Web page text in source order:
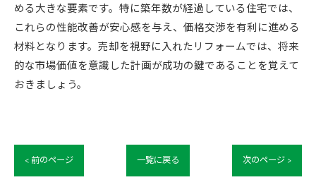
める大きな要素です。特に築年数が経過している住宅では、
これらの性能改善が安心感を与え、価格交渉を有利に進める
材料となります。売却を視野に入れたリフォームでは、将来
的な市場価値を意識した計画が成功の鍵であることを覚えて
おきましょう。
< 前のページ 一覧に戻る 次のページ >